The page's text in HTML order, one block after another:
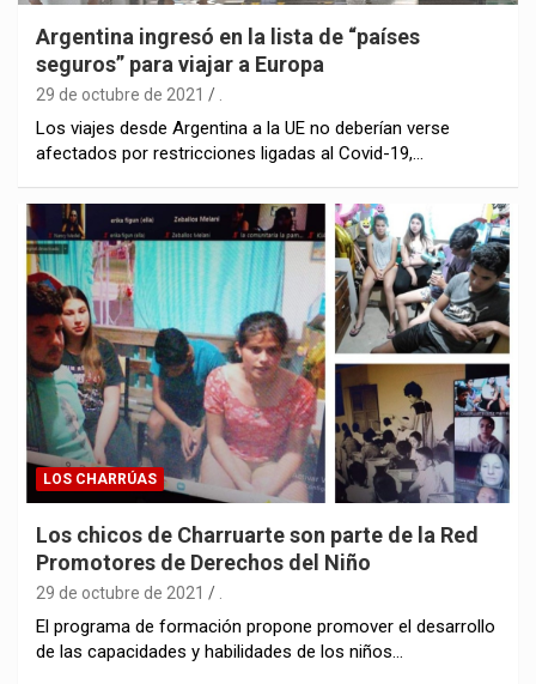
Argentina ingresó en la lista de “países
seguros” para viajar a Europa
29 de octubre de 2021
Los viajes desde Argentina a la UE no deberían verse
afectados por restricciones ligadas al Covid-19,…
LOS CHARRÚAS
Los chicos de Charruarte son parte de la Red
Promotores de Derechos del Niño
29 de octubre de 2021 .
El programa de formación propone promover el desarrollo
de las capacidades y habilidades de los niños…